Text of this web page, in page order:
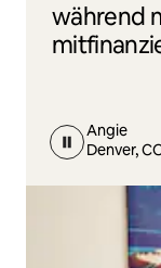
während
Angie
Denver,